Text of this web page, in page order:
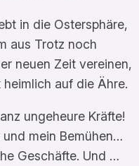
in die Ostersphäre,
aus Trotz noch
neuen Zeit vereinen,
auf die Ähre.
ungeheure Kräfte!
mein Bemühen…
Geschäfte. Und …